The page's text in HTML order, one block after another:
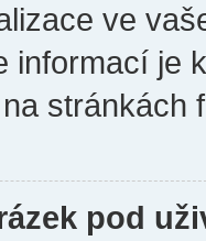
ve
informací je
stránkách
pod